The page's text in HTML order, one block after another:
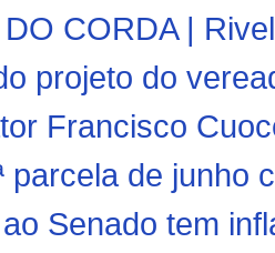
CORDA |
projeto do
Francisco
parcela de junho
Senado tem